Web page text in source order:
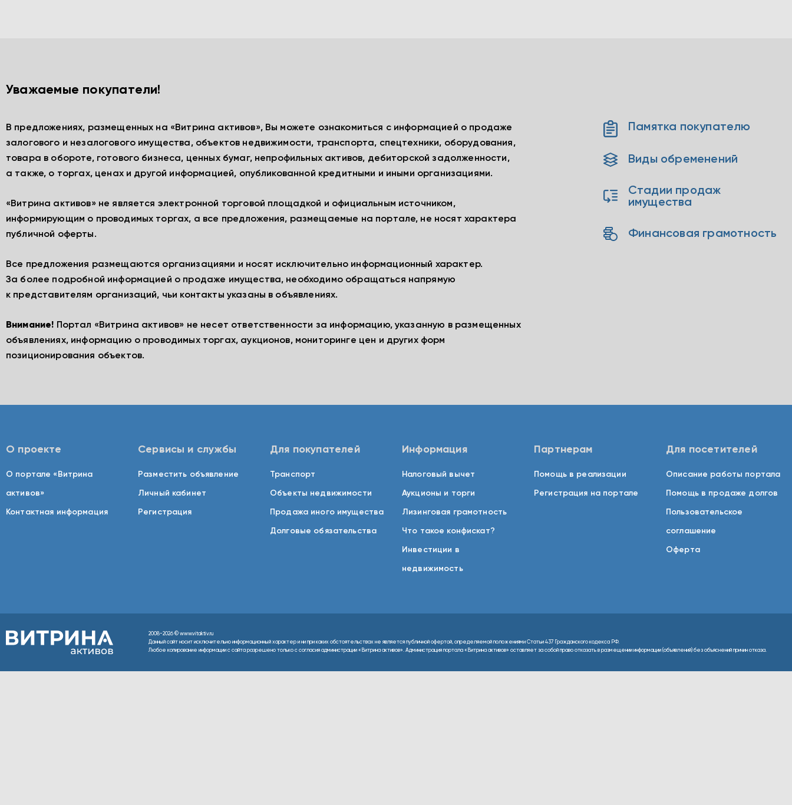
Уважаемые покупатели!
В предложениях, размещенных на «Витрина активов», Вы можете ознакомиться с информацией о продаже
залогового и незалогового имущества, объектов недвижимости, транспорта, спецтехники, оборудования,
товара в обороте, готового бизнеса, ценных бумаг, непрофильных активов, дебиторской задолженности,
а также, о торгах, ценах и другой информацией, опубликованной кредитными и иными организациями.
«Витрина активов» не является электронной торговой площадкой и официальным источником,
информирующим о проводимых торгах, а все предложения, размещаемые на портале, не носят характера
публичной оферты.
Все предложения размещаются организациями и носят исключительно информационный характер.
За более подробной информацией о продаже имущества, необходимо обращаться напрямую
к представителям организаций, чьи контакты указаны в объявлениях.
Внимание! Портал «Витрина активов» не несет ответственности за информацию, указанную в размещенных
объявлениях, информацию о проводимых торгах, аукционов, мониторинге цен и других форм
позиционирования объектов.
Памятка покупателю
Виды обременений
Стадии продаж
имущества
Финансовая грамотность
О проекте
О портале «Витрина
активов»
Контактная информация
Сервисы и службы
Разместить объявление
Личный кабинет
Регистрация
Для покупателей
Транспорт
Объекты недвижимости
Продажа иного имущества
Долговые обязательства
Информация
Налоговый вычет
Аукционы и торги
Лизинговая грамотность
Что такое конфискат?
Инвестиции в
недвижимость
Партнерам
Помощь в реализации
Регистрация на портале
Для посетителей
Описание работы портала
Помощь в продаже долгов
Пользовательское
соглашение
Оферта
2008-2026 © www.vitaktiv.ru
Данный сайт носит исключительно информационный характер и ни при каких обстоятельствах не является публичной офертой, определяемой положениями Статьи 437 Гражданского кодекса РФ.
Любое копирование информации с сайта разрешено только с согласия администрации «Витрина активов». Администрация портала «Витрина активов» оставляет за собой право отказать в размещении информации (объявлений) без объяснений причин отказа.